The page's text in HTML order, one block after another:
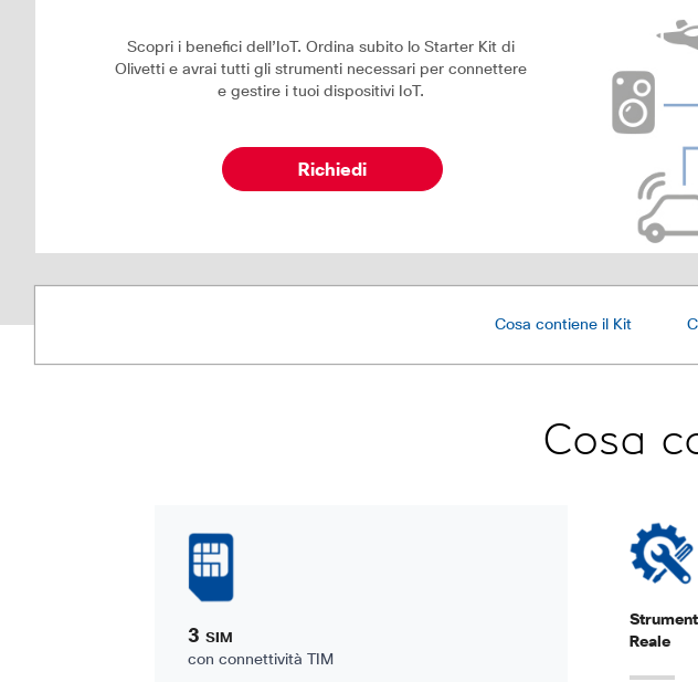
Scopri i benefici dell’IoT. Ordina subito lo Starter Kit di
Olivetti e avrai tutti gli strumenti necessari per connettere
e gestire i tuoi dispositivi IoT.
Richiedi
Cosa contiene il Kit
Cosa
3 SIM
con connettività TIM
Reale